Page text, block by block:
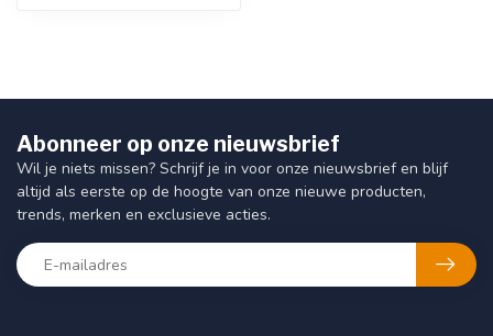
Abonneer op onze nieuwsbrief
Wil je niets missen? Schrijf je in voor onze nieuwsbrief en blijf
altijd als eerste op de hoogte van onze nieuwe producten,
trends, merken en exclusieve acties.